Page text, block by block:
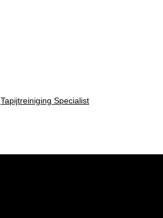
Tapijtreiniging Specialist